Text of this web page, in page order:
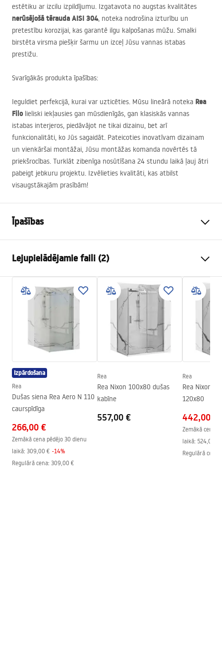
estētiku ar izcilu izpildījumu. Izgatavota no augstas kvalitātes
nerūsējošā tērauda AISI 304, noteka nodrošina izturību un
pretestību korozijai, kas garantē ilgu kalpošanas mūžu. Smalki
birstēta virsma piešķir šarmu un izceļ Jūsu vannas istabas
prestižu.
Svarīgākās produkta īpašības:
Ieguldiet perfekcijā, kurai var uzticēties. Mūsu lineārā noteka Rea
Filolieliski iekļausies gan mūsdienīgās, gan klasiskās vannas
istabas interjeros, piedāvājot ne tikai dizainu, bet arī
funkcionalitāti, ko Jūs sagaidāt. Pateicoties inovatīvam dizainam
un vienkāršai montāžai, Jūsu montāžas komanda novērtēs tā
priekšrocības. Turklāt zibenīga nosūtīšana 24 stundu laikā ļauj ātri
pabeigt jebkuru projektu. Izvēlieties kvalitāti, kas atbilst
visaugstākajām prasībām!
Īpašības
Izlietnes slazdā tipa
Notekas garums (cm)
60
Drenāžas materiāls
AISI 304 nerūsējošais tērauds
Matēts tērauds
Izlietnes slazdā tipa
vienpusējs ar rakstu
Jauda
0,45 l/s
Nano Flex
Garantija
konstrukcijai, 24 mēneši citiem
elementiem
Lejupielādējamie faili (2)
Uzstādīšanas instrukcijas
LINEAR-3.pdf
Drošības informācija
WARUNKI BEZPIECZENSTWA ODPŁYWY.pdf
Izpārdošana
Rea
Dušas siena Rea Aero N 110
caurspīdīga
266,00 €
Zemākā cena pēdējo 30 dienu
laikā: 309,00 € -14%
Regulārā cena: 309,00 €
Rea
Rea Nixon 100x80 dušas
kabīne
557,00 €
Rea
Rea Nixon
120x80
442,00 €
Zemākā cena
laikā: 524,00 €
Regulārā cena